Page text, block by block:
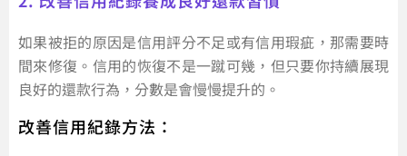
如果被拒的原因是信用評分不足或有信用瑕疵，那需要時
間來修復。信用的恢復不是一蹴可幾，但只要你持續展現
良好的還款行為，分數是會慢慢提升的。
改善信用紀錄方法：